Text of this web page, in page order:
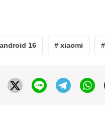
16 # xiaomi